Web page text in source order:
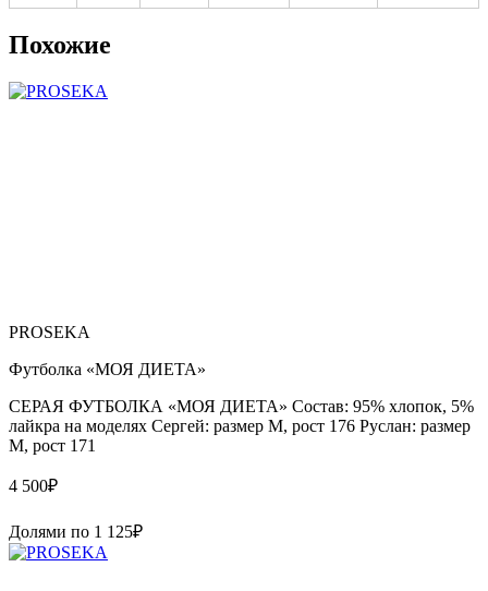
Похожие
PROSEKA
Футболка «МОЯ ДИЕТА»
СЕРАЯ ФУТБОЛКА «МОЯ ДИЕТА» Состав: 95% хлопок, 5%
лайкра на моделях Сергей: размер М, рост 176 Руслан: размер
М, рост 171
4 500₽
Долями по 1 125₽